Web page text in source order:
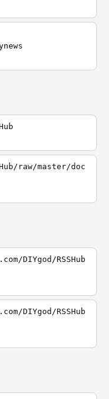
raw/master/doc
DIYgod/RSSHub
DIYgod/RSSHub